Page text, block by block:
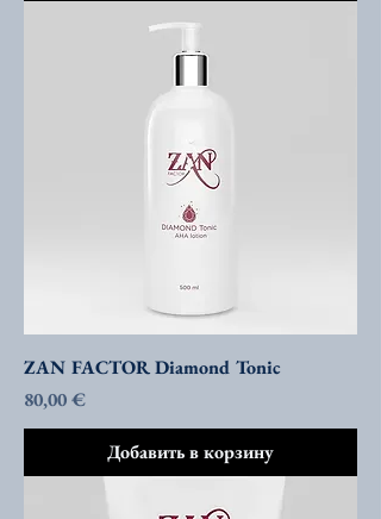
ZAN FACTOR Diamond Tonic
Цена
80,00 €
Добавить в корзину